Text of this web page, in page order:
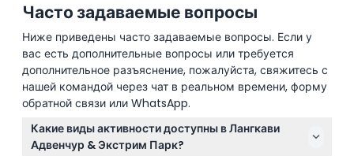
Часто задаваемые вопросы
Ниже приведены часто задаваемые вопросы. Если у
вас есть дополнительные вопросы или требуется
дополнительное разъяснение, пожалуйста, свяжитесь с
нашей командой через чат в реальном времени, форму
обратной связи или WhatsApp.
Какие виды активности доступны в Лангкави
Адвенчур & Экстрим Парк?